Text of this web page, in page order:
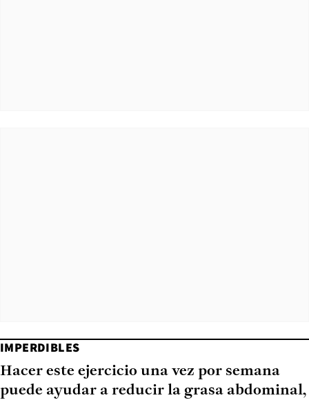
IMPERDIBLES
Hacer este ejercicio una vez por semana
puede ayudar a reducir la grasa abdominal,